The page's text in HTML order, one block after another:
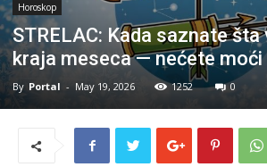
Horoskop
STRELAC: Kada saznate
kraja meseca — nećete
By Portal - May 19, 2026 1252 0